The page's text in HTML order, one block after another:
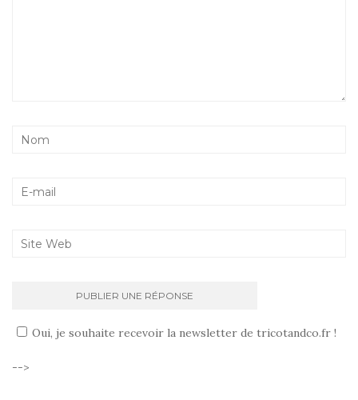
Oui, je souhaite recevoir la newsletter de tricotandco.fr !
-->